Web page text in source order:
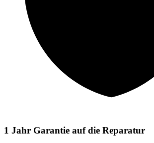
1 Jahr Garantie auf die Reparatur